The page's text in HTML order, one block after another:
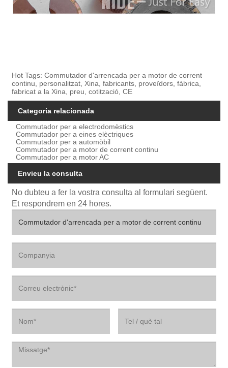
Hot Tags: Commutador d'arrencada per a motor de corrent
continu, personalitzat, Xina, fabricants, proveïdors, fàbrica,
fabricat a la Xina, preu, cotització, CE
Categoria relacionada
Commutador per a electrodomèstics
Commutador per a eines elèctriques
Commutador per a automòbil
Commutador per a motor de corrent continu
Commutador per a motor AC
Envieu la consulta
No dubteu a fer la vostra consulta al formulari següent.
Et respondrem en 24 hores.